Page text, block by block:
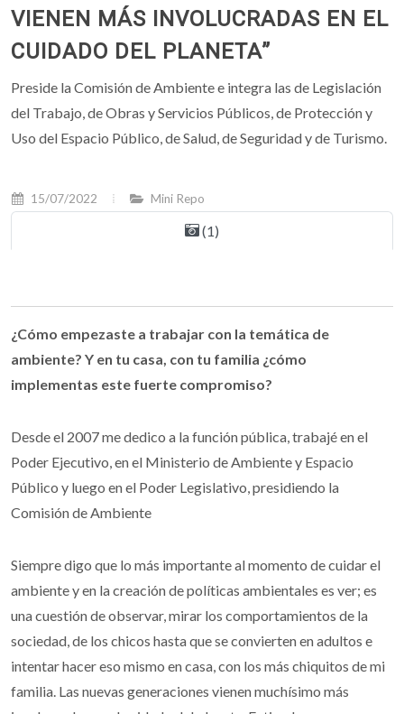
VIENEN MÁS INVOLUCRADAS EN EL
CUIDADO DEL PLANETA”
Preside la Comisión de Ambiente e integra las de Legislación
del Trabajo, de Obras y Servicios Públicos, de Protección y
Uso del Espacio Público, de Salud, de Seguridad y de Turismo.
15/07/2022 Mini Repo
(1)
¿Cómo empezaste a trabajar con la temática de
ambiente? Y en tu casa, con tu familia ¿cómo
implementas este fuerte compromiso?
Desde el 2007 me dedico a la función pública, trabajé en el
Poder Ejecutivo, en el Ministerio de Ambiente y Espacio
Público y luego en el Poder Legislativo, presidiendo la
Comisión de Ambiente
Siempre digo que lo más importante al momento de cuidar el
ambiente y en la creación de políticas ambientales es ver; es
una cuestión de observar, mirar los comportamientos de la
sociedad, de los chicos hasta que se convierten en adultos e
intentar hacer eso mismo en casa, con los más chiquitos de mi
familia. Las nuevas generaciones vienen muchísimo más